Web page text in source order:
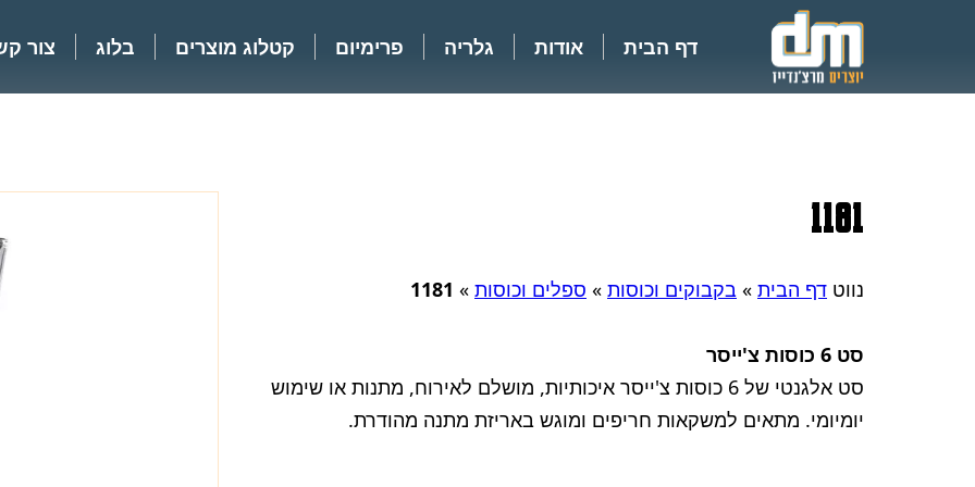
דף הבית אודות גלריה פרימיום קטלוג מוצרים בלוג צור
1181
נווט דף הבית » בקבוקים וכוסות » ספלים וכוסות »
1181
סט 6 כוסות צ'ייסר
סט אלגנטי של 6 כוסות צ'ייסר איכותיות, מושלם לאירוח, מתנות או שימוש
יומיומי. מתאים למשקאות חריפים ומוגש באריזת מתנה מהודרת.